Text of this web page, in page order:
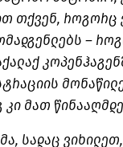
თქვენ, როგორც
–
კი მათ
სადაც